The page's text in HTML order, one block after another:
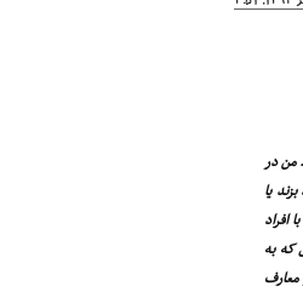
من در
یا
افراد
که به
معارف